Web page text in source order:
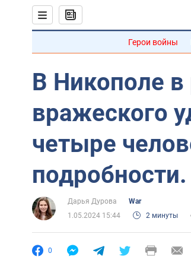
Герои войны
В Никополе в
вражеского
четыре
Дарья Дурова
War
1.05.2024 15:44
2 минуты
0